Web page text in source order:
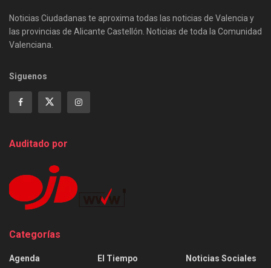
Noticias Ciudadanas te aproxima todas las noticias de Valencia y
las provincias de Alicante Castellón. Noticias de toda la Comunidad
Valenciana.
Siguenos
Auditado por
Categorías
Agenda
El Tiempo
Noticias Sociales